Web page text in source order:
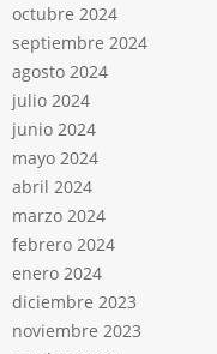
octubre 2024
septiembre 2024
agosto 2024
julio 2024
junio 2024
mayo 2024
abril 2024
marzo 2024
febrero 2024
enero 2024
diciembre 2023
noviembre 2023